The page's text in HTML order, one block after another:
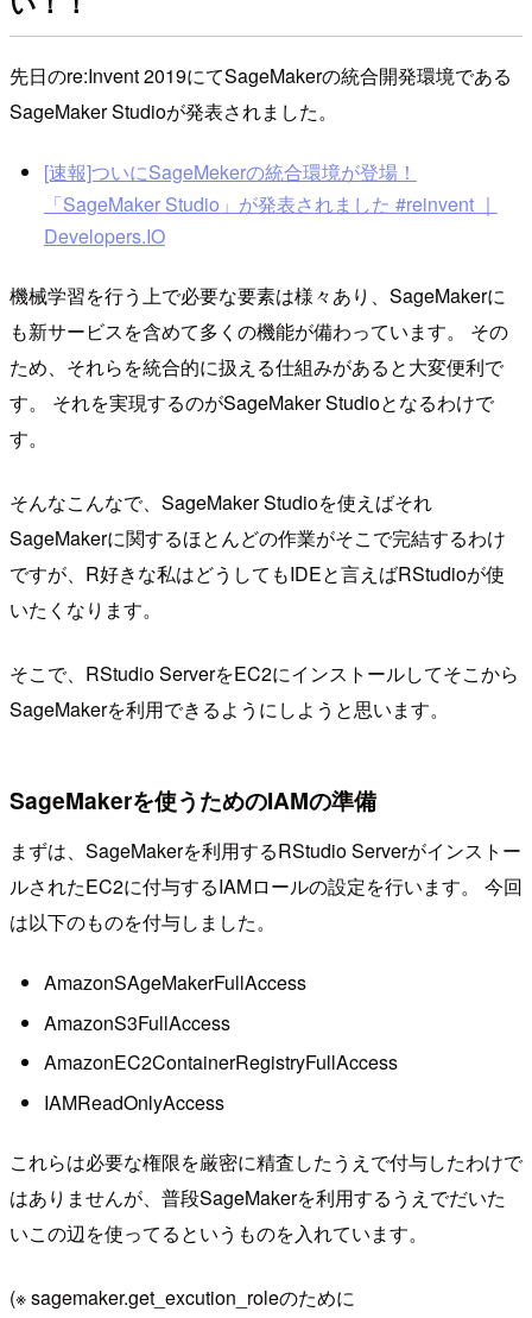
先日のre:Invent 2019にてSageMakerの統合開発環境である
SageMaker Studioが発表されました。
[速報]ついにSageMekerの統合環境が登場！
「SageMaker Studio」が発表されました #reinvent ｜
Developers.IO
機械学習を行う上で必要な要素は様々あり、SageMakerに
も新サービスを含めて多くの機能が備わっています。 その
ため、それらを統合的に扱える仕組みがあると大変便利で
す。 それを実現するのがSageMaker Studioとなるわけで
す。
そんなこんなで、SageMaker Studioを使えばそれ
SageMakerに関するほとんどの作業がそこで完結するわけ
ですが、R好きな私はどうしてもIDEと言えばRStudioが使
いたくなります。
そこで、RStudio ServerをEC2にインストールしてそこから
SageMakerを利用できるようにしようと思います。
SageMakerを使うためのIAMの準備
まずは、SageMakerを利用するRStudio Serverがインストー
ルされたEC2に付与するIAMロールの設定を行います。 今回
は以下のものを付与しました。
AmazonSAgeMakerFullAccess
AmazonS3FullAccess
AmazonEC2ContainerRegistryFullAccess
IAMReadOnlyAccess
これらは必要な権限を厳密に精査したうえで付与したわけで
はありませんが、普段SageMakerを利用するうえでだいた
いこの辺を使ってるというものを入れています。
(※ sagemaker.get_excution_roleのために